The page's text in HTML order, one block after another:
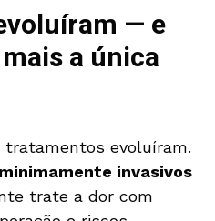
— e
a única
tratamentos evoluíram.
invasivos
trate a dor com